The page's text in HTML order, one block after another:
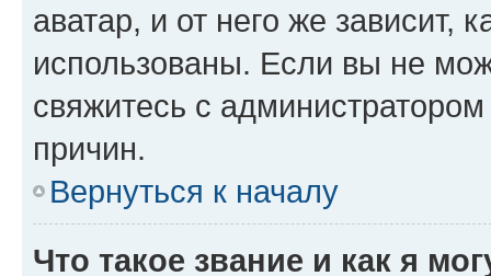
аватар, и от него же зависит,
использованы. Если вы не
свяжитесь с
причин.
Вернуться к началу
Что такое звание и как я